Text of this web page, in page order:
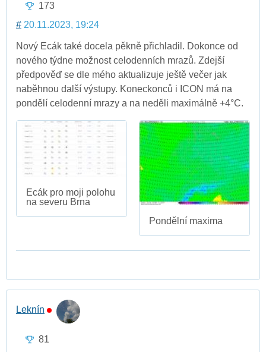
173
# 20.11.2023, 19:24
Nový Ecák také docela pěkně přichladil. Dokonce od
nového týdne možnost celodenních mrazů. Zdejší
předpověď se dle mého aktualizuje ještě večer jak
naběhnou další výstupy. Koneckonců i ICON má na
pondělí celodenní mrazy a na neděli maximálně +4°C.
Ecák pro moji polohu
na severu Brna
Pondělní maxima
Leknín
81